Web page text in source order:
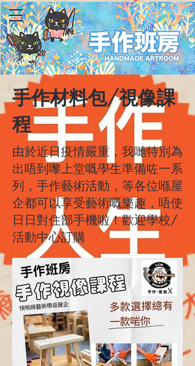
手作材料包/視像課
程
由於近日疫情嚴重，我哋特別為
出唔到嚟上堂嘅學生準備咗一系
列，手作藝術活動，等各位喺屋
企都可以享受藝術嘅樂趣，唔使
日日對住部手機啦！歡迎學校/
活動中心訂購